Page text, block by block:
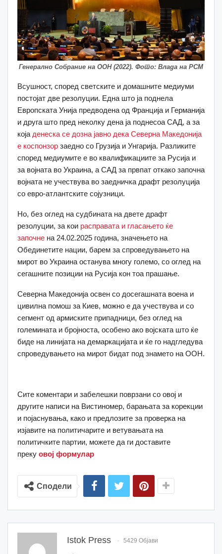
Генерално Собрание на ООН (2022). Фото: Влада на РСМ
Всушност, според светските и домашните медиуми
постојат две резолуции. Една што ја поднела
Европската Унија предводена од Франција и Германија
и друга што пред неколку дена ја поднесоа САД, а за
која денеска се дозна јавно дека Северна Македонија
е коспонзор заедно со Грузија и Унгарија. Разликите
според медиумите е во квалификациите за Русија и
за војната во Украина, а САД за првпат откако започна
војната не учествува во заедничка драфт резолуција
со евро-атлантските сојузници.
Но, без оглед на судбината на двете драфт
резолуции, за кои расправата и гласањето ќе
започне на 24.02.2025 година, значењето на
Обединетите нации, барем за спроведувањето на
мирот во Украина останува многу големо, со оглед на
сегашните позиции на Русија кон тоа прашање.
Северна Македонија освен со досегашната воена и
цивилна помош за Киев, можно е да учествува и со
сегмент од армиските припадници, без оглед на
големината и бројноста, особено ако војската што ќе
биде на линијата на демаркацијата и ќе го надгледува
спроведувањето на мирот бидат под знамето на ООН.
Сите коментари и забелешки поврзани со овој и
другите написи на Вистиномер, барањата за корекции
и појаснувања, како и предлозите за проверка на
изјавите на политичарите и ветувањата на
политичките партии, можете да ги доставите
преку овој формулар
Сподели
Istok Press 5429 Објави